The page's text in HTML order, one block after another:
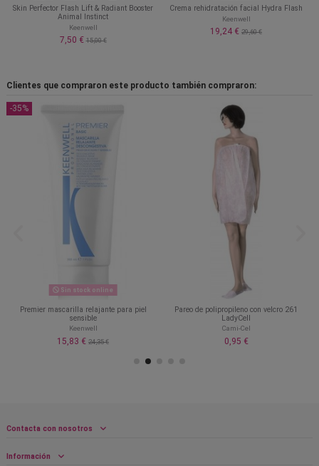
Skin Perfector Flash Lift & Radiant Booster
Animal Instinct
Keenwell
7,50 €15,00 €
Crema rehidratación facial Hydra Flash
Keenwell
19,24 € 29,60 €
Clientes que compraron este producto también compraron:
-35%
Sin stock online
Premier mascarilla relajante para piel
sensible
Keenwell
15,83 € 24,35 €
Pareo de polipropileno con velcro 261
LadyCell
Cami-Cel
0,95 €
Contacta con nosotros
Información